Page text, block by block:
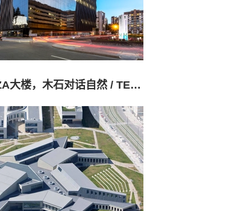
CORTEZZA大楼，木石对话自然 / TERRANUM